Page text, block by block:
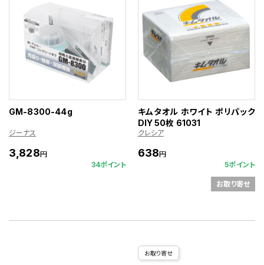
GM-8300-44g
ジーナス
3,828円
34ポイント
キムタオル ホワイト ポリパック
DIY 50枚 61031
クレシア
638円
5ポイント
お取り寄せ
お取り寄せ